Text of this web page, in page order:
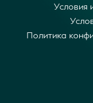
Условия
Политика